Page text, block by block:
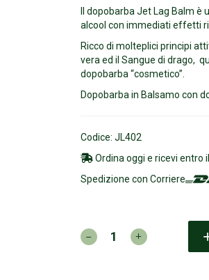
Il dopobarba Jet Lag Balm
alcool con immediati effetti
Ricco di molteplici principi
vera ed il Sangue di drago,
dopobarba “cosmetico”.
Dopobarba in Balsamo con
Codice: JL402
Ordina oggi e ricevi entro il
Spedizione con Corriere
JET
LAG